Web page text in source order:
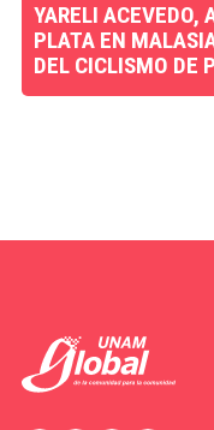
YARELI ACEVEDO,
PLATA EN
DEL CICLISMO DE